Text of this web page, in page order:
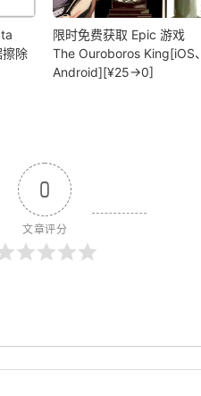
除
限时免费获取 Epic 游戏
The Ouroboros King[iOS、
Android][¥25→0]
0
文章评分